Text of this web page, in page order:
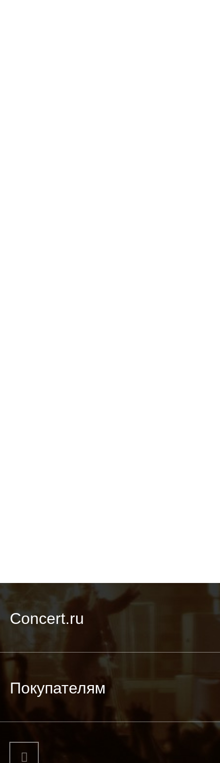
Concert.ru
Покупателям